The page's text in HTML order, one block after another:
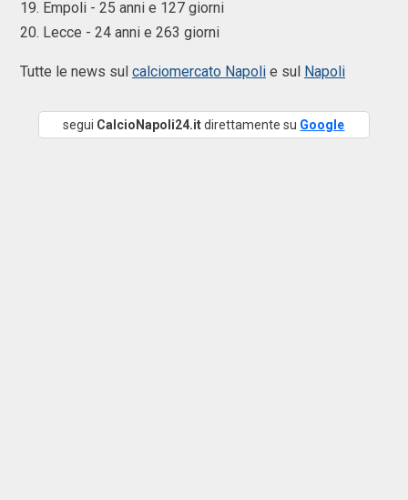
19. Empoli - 25 anni e 127 giorni
20. Lecce - 24 anni e 263 giorni
Tutte le news sul calciomercato Napoli e sul Napoli
segui CalcioNapoli24.itdirettamente su Google